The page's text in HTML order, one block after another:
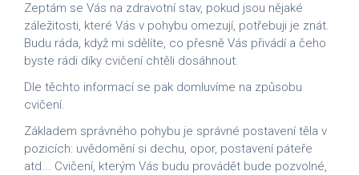
Zeptám se Vás na zdravotní stav, pokud jsou nějaké
záležitosti, které Vás v pohybu omezují, potřebuji je znát.
Budu ráda, když mi sdělíte, co přesně Vás přivádí a čeho
byste rádi díky cvičení chtěli dosáhnout.
Dle těchto informací se pak domluvíme na způsobu
cvičení.
Základem správného pohybu je správné postavení těla v
pozicích: uvědomění si dechu, opor, postavení páteře
atd... Cvičení, kterým Vás budu provádět bude pozvolné,